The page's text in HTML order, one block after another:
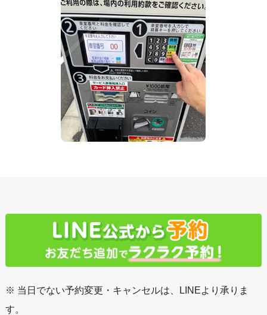
※ 当日でない予約変更・キャンセルは、LINEより承りま
す。